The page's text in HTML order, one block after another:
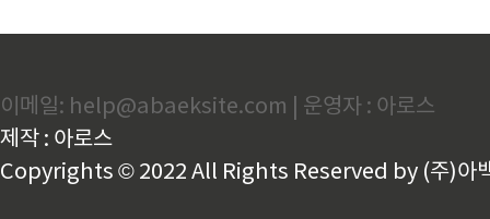
이메일: help@abaeksite.com | 운영자 : 아로스
제작 : 아로스
Copyrights © 2022 All Rights Reserved by (주)아